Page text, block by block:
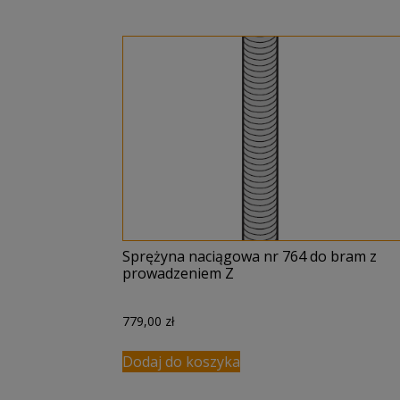
Sprężyna naciągowa nr 764 do bram z
prowadzeniem Z
779,00 zł
Dodaj do koszyka